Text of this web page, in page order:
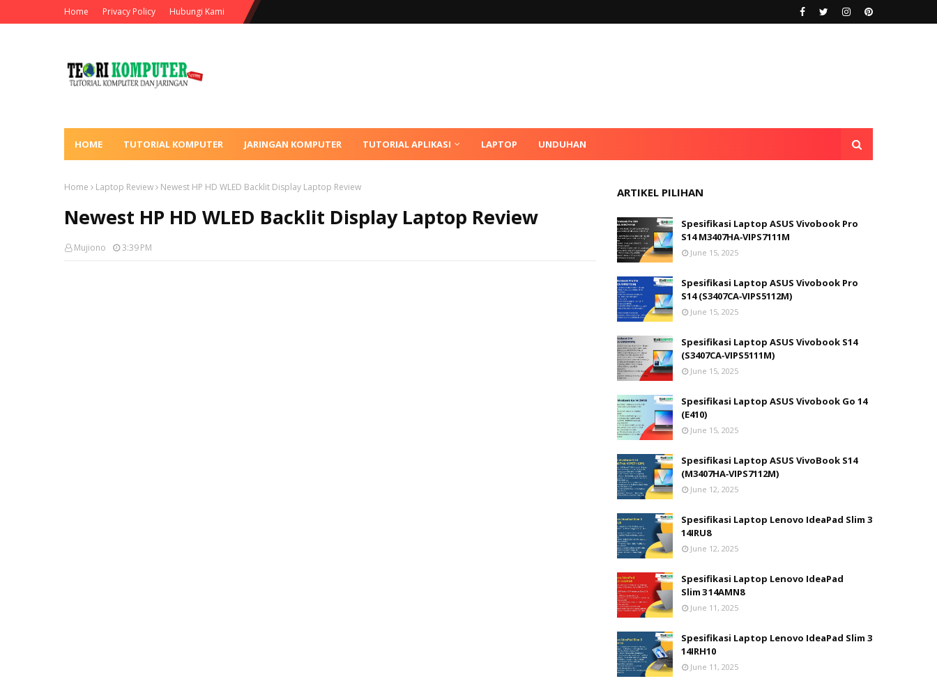
Home Privacy Policy Hubungi Kami
HOME TUTORIAL KOMPUTER JARINGAN KOMPUTER TUTORIAL APLIKASI LAPTOP UNDUHAN
Home Laptop Review Newest HP HD WLED Backlit Display Laptop Review
Newest HP HD WLED Backlit Display Laptop Review
Mujiono 3:39 PM
ARTIKEL PILIHAN
Spesifikasi Laptop ASUS Vivobook Pro
S14 M3407HA‑VIPS7111M
June 15, 2025
Spesifikasi Laptop ASUS Vivobook Pro
S14 (S3407CA‑VIPS5112M)
June 15, 2025
Spesifikasi Laptop ASUS Vivobook S14
(S3407CA‑VIPS5111M)
June 15, 2025
Spesifikasi Laptop ASUS Vivobook Go 14
(E410)
June 15, 2025
Spesifikasi Laptop ASUS VivoBook S14
(M3407HA‑VIPS7112M)
June 12, 2025
Spesifikasi Laptop Lenovo IdeaPad Slim 3
14IRU8
June 12, 2025
Spesifikasi Laptop Lenovo IdeaPad
Slim 3 14AMN8
June 11, 2025
Spesifikasi Laptop Lenovo IdeaPad Slim 3
14IRH10
June 11, 2025